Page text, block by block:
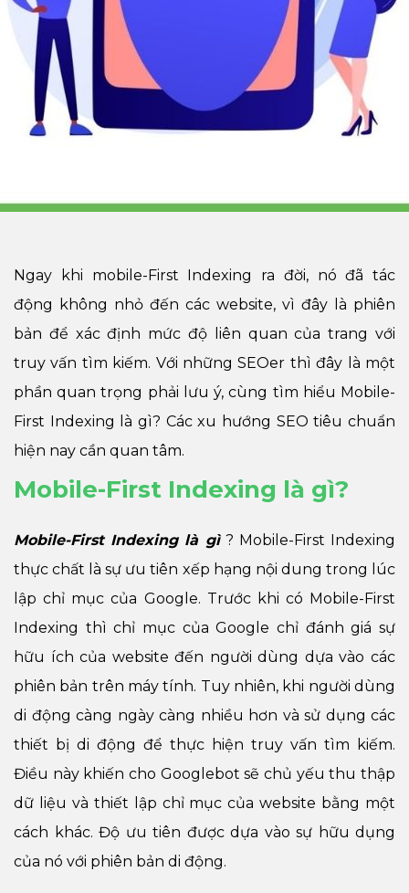
Ngay khi mobile-First Indexing ra đời, nó đã tác
động không nhỏ đến các website, vì đây là phiên
bản để xác định mức độ liên quan của trang với
truy vấn tìm kiếm. Với những SEOer thì đây là một
phần quan trọng phải lưu ý, cùng tìm hiểu Mobile-
First Indexing là gì? Các xu hướng SEO tiêu chuẩn
hiện nay cần quan tâm.
Mobile-First Indexing là gì?
Mobile-First Indexing là gì? Mobile-First Indexing
thực chất là sự ưu tiên xếp hạng nội dung trong lúc
lập chỉ mục của Google. Trước khi có Mobile-First
Indexing thì chỉ mục của Google chỉ đánh giá sự
hữu ích của website đến người dùng dựa vào các
phiên bản trên máy tính. Tuy nhiên, khi người dùng
di động càng ngày càng nhiều hơn và sử dụng các
thiết bị di động để thực hiện truy vấn tìm kiếm.
Điều này khiến cho Googlebot sẽ chủ yếu thu thập
dữ liệu và thiết lập chỉ mục của website bằng một
cách khác. Độ ưu tiên được dựa vào sự hữu dụng
của nó với phiên bản di động.